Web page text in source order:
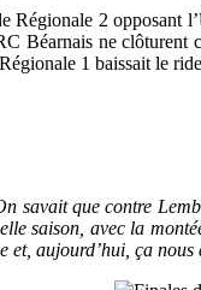
2 opposant
Béarnais ne
1 baissait le
savait que contre
saison, avec la
et, aujourd’hui, ça nous